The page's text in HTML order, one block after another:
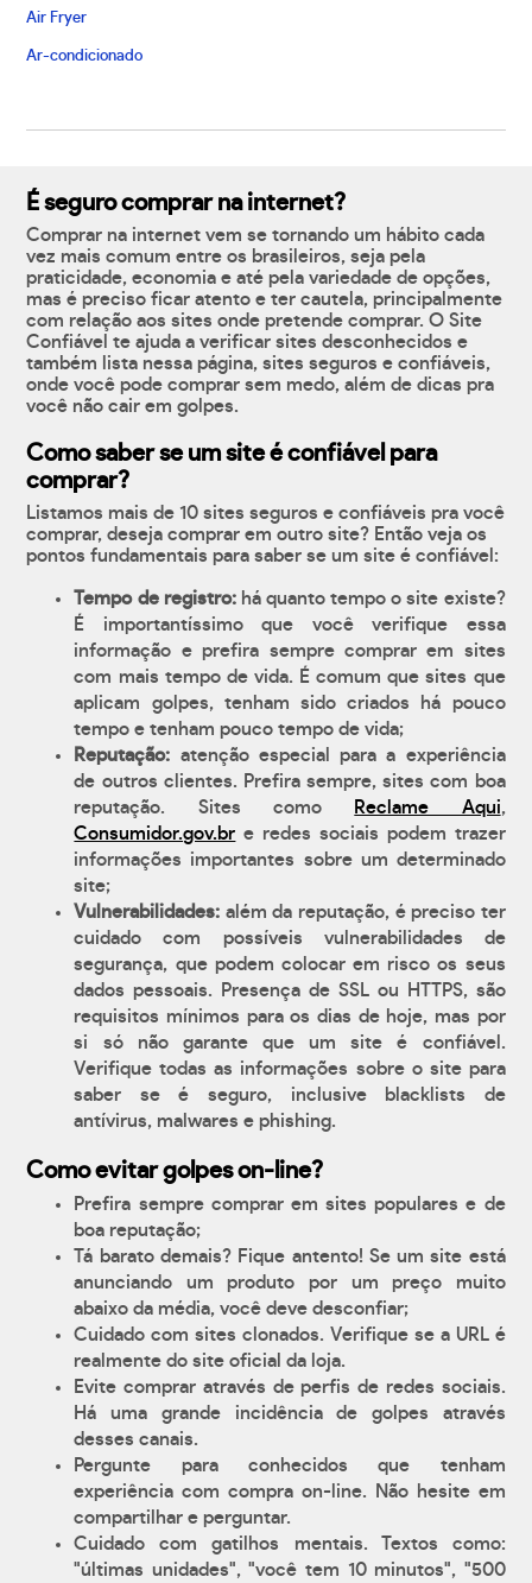
Air Fryer
Ar-condicionado
É seguro comprar na internet?
Comprar na internet vem se tornando um hábito cada
vez mais comum entre os brasileiros, seja pela
praticidade, economia e até pela variedade de opções,
mas é preciso ficar atento e ter cautela, principalmente
com relação aos sites onde pretende comprar. O Site
Confiável te ajuda a verificar sites desconhecidos e
também lista nessa página, sites seguros e confiáveis,
onde você pode comprar sem medo, além de dicas pra
você não cair em golpes.
Como saber se um site é confiável para
comprar?
Listamos mais de 10 sites seguros e confiáveis pra você
comprar, deseja comprar em outro site? Então veja os
pontos fundamentais para saber se um site é confiável:
Tempo de registro:há quanto tempo o site existe?
É importantíssimo que você verifique essa
informação e prefira sempre comprar em sites
com mais tempo de vida. É comum que sites que
aplicam golpes, tenham sido criados há pouco
tempo e tenham pouco tempo de vida;
Reputação: atenção especial para a experiência
de outros clientes. Prefira sempre, sites com boa
reputação. Sites como
Reclame Aqui,
Consumidor.gov.br e redes sociais podem trazer
informações importantes sobre um determinado
site;
Vulnerabilidades: além da reputação, é preciso ter
cuidado com possíveis vulnerabilidades de
segurança, que podem colocar em risco os seus
dados pessoais. Presença de SSL ou HTTPS, são
requisitos mínimos para os dias de hoje, mas por
si só não garante que um site é confiável.
Verifique todas as informações sobre o site para
saber se é seguro, inclusive blacklists de
antívirus, malwares e phishing.
Como evitar golpes on-line?
Prefira sempre comprar em sites populares e de
boa reputação;
Tá barato demais? Fique antento! Se um site está
anunciando um produto por um preço muito
abaixo da média, você deve desconfiar;
Cuidado com sites clonados. Verifique se a URL é
realmente do site oficial da loja.
Evite comprar através de perfis de redes sociais.
Há uma grande incidência de golpes através
desses canais.
Pergunte para conhecidos que tenham
experiência com compra on-line. Não hesite em
compartilhar e perguntar.
Cuidado com gatilhos mentais. Textos como:
"últimas unidades", "você tem 10 minutos", "500